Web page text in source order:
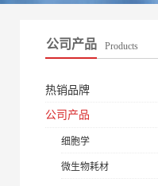
公司产品 Products
热销品牌
公司产品
细胞学
微生物耗材